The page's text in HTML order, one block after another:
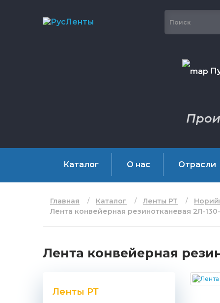
Каталог О нас Отрасли
Главная Каталог Ленты РТ
Лента конвейерная резинотканевая 2Л-
Лента конвейерная
Ленты РТ